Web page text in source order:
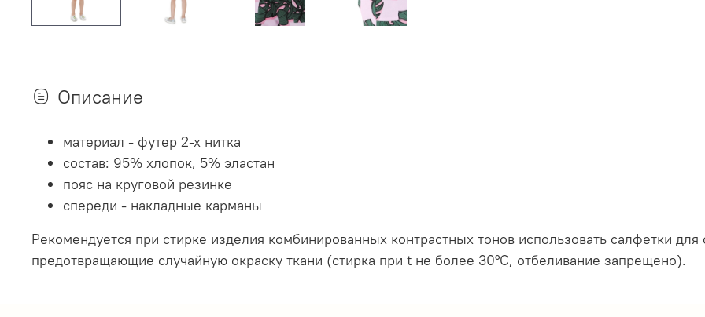
Описание
материал - футер 2-х нитка
состав: 95% хлопок, 5% эластан
пояс на круговой резинке
спереди - накладные карманы
Рекомендуется при стирке изделия комбинированных контрастных тонов использовать салфетки
предотвращающие случайную окраску ткани (стирка при t не более 30°C, отбеливание запрещено).